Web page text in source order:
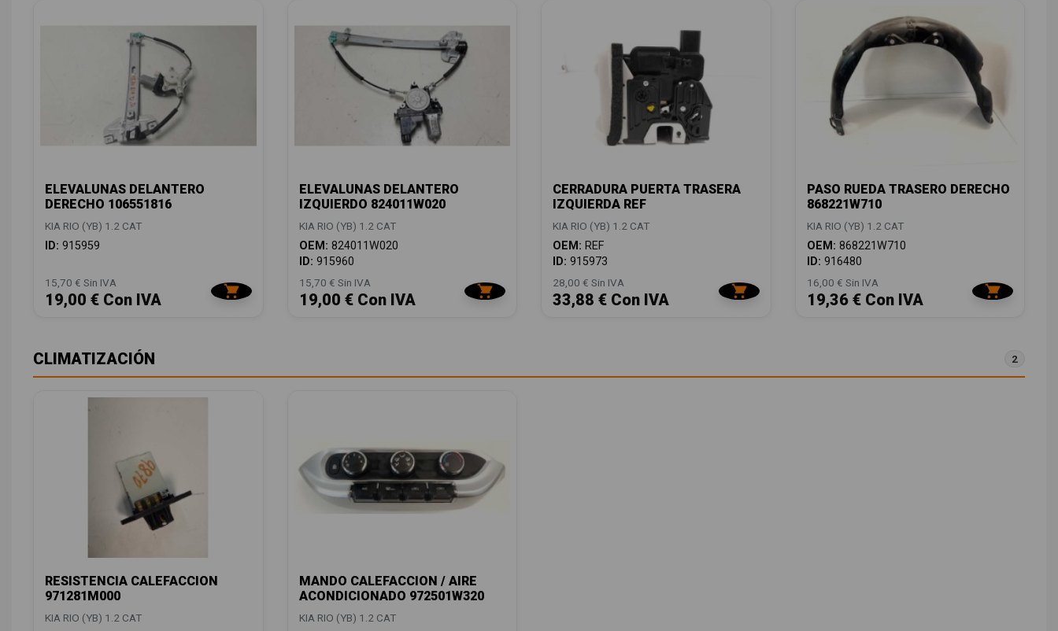
ELEVALUNAS DELANTERO
DERECHO 106551816
KIA RIO (YB) 1.2 CAT
ID: 915959
15,70 € Sin IVA
19,00 € Con IVA
ELEVALUNAS DELANTERO
IZQUIERDO 824011W020
KIA RIO (YB) 1.2 CAT
OEM: 824011W020
ID: 915960
15,70 € Sin IVA
19,00 € Con IVA
CERRADURA PUERTA TRASERA
IZQUIERDA REF
KIA RIO (YB) 1.2 CAT
OEM: REF
ID: 915973
28,00 € Sin IVA
33,88 € Con IVA
PASO RUEDA TRASERO DERECHO
868221W710
KIA RIO (YB) 1.2 CAT
OEM: 868221W710
ID: 916480
16,00 € Sin IVA
19,36 € Con IVA
CLIMATIZACIÓN 2
RESISTENCIA CALEFACCION
971281M000
KIA RIO (YB) 1.2 CAT
MANDO CALEFACCION / AIRE
ACONDICIONADO 972501W320
KIA RIO (YB) 1.2 CAT